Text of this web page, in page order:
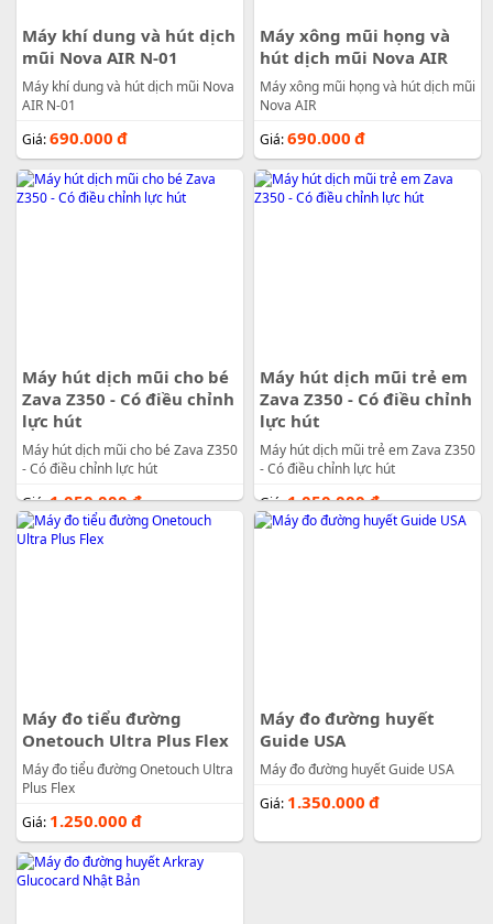
Máy khí dung và hút dịch
mũi Nova AIR N-01
Máy khí dung và hút dịch mũi Nova
AIR N-01
Giá:690.000 đ
Máy xông mũi họng và
hút dịch mũi Nova AIR
Máy xông mũi họng và hút dịch mũi
Nova AIR
Giá:690.000 đ
Máy hút dịch mũi cho bé
Zava Z350 - Có điều chỉnh
lực hút
Máy hút dịch mũi cho bé Zava Z350
- Có điều chỉnh lực hút
Giá:1.050.000đ
Máy hút dịch mũi trẻ em
Zava Z350 - Có điều chỉnh
lực hút
Máy hút dịch mũi trẻ em Zava Z350
- Có điều chỉnh lực hút
Giá:1.050.000đ
Máy đo tiểu đường
Onetouch Ultra Plus Flex
Máy đo tiểu đường Onetouch Ultra
Plus Flex
Giá: 1.250.000 đ
Máy đo đường huyết
Guide USA
Máy đo đường huyết Guide USA
Giá: 1.350.000 đ